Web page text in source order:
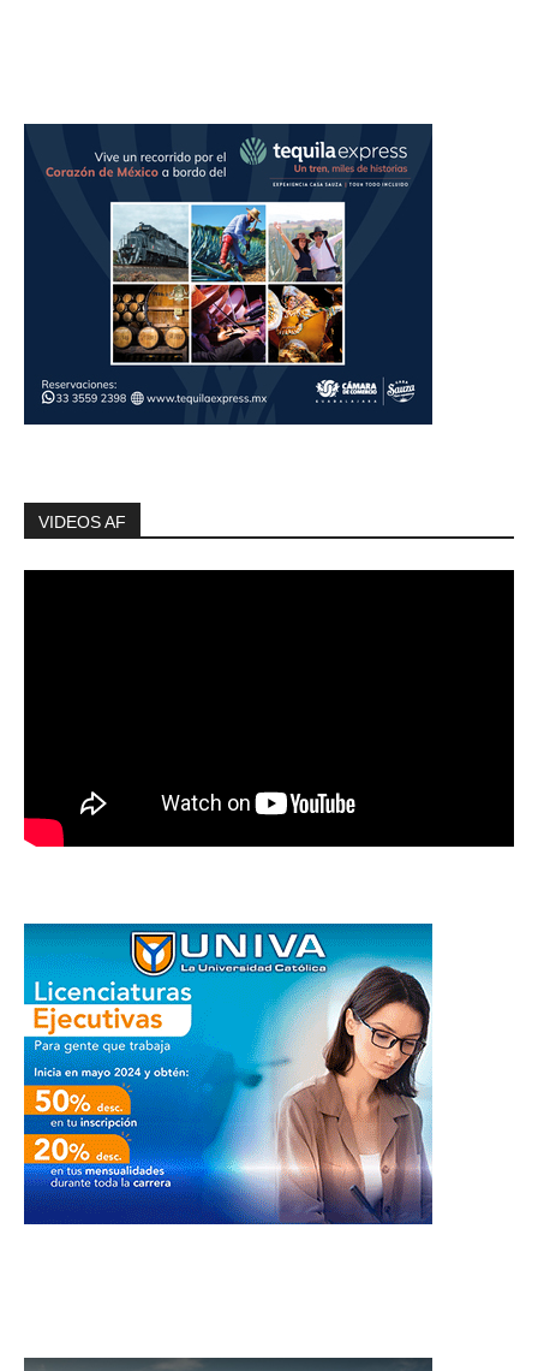
VIDEOS AF